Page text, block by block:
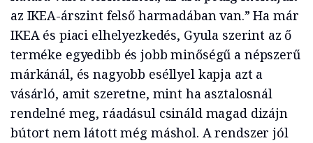
az IKEA-árszint felső harmadában van.” Ha már
IKEA és piaci elhelyezkedés, Gyula szerint az ő
terméke egyedibb és jobb minőségű a népszerű
márkánál, és nagyobb eséllyel kapja azt a
vásárló, amit szeretne, mint ha asztalosnál
rendelné meg, ráadásul csináld magad dizájn
bútort nem látott még máshol. A rendszer jól